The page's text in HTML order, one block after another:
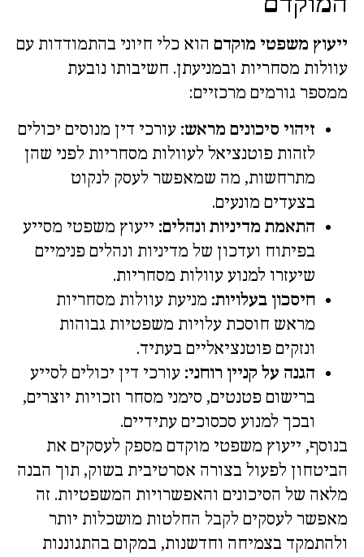
ייעוץ משפטי מוקדם הוא כלי חיוני בהתמודדות עם
עוולות מסחריות ובמניעתן. חשיבותו נובעת
ממספר גורמים מרכזיים:
זיהוי סיכונים מראש: עורכי דין מנוסים יכולים
לזהות פוטנציאל לעוולות מסחריות לפני שהן
מתרחשות, מה שמאפשר לעסק לנקוט
בצעדים מונעים.
התאמת מדיניות ונהלים: ייעוץ משפטי מסייע
בפיתוח ועדכון של מדיניות ונהלים פנימיים
שיעזרו למנוע עוולות מסחריות.
חיסכון בעלויות: מניעת עוולות מסחריות
מראש חוסכת עלויות משפטיות גבוהות
ונזקים פוטנציאליים בעתיד.
הגנה על קניין רוחני: עורכי דין יכולים לסייע
ברישום פטנטים, סימני מסחר וזכויות יוצרים,
ובכך למנוע סכסוכים עתידיים.
בנוסף, ייעוץ משפטי מוקדם מספק לעסקים את
הביטחון לפעול בצורה אסרטיבית בשוק, תוך הבנה
מלאה של הסיכונים והאפשרויות המשפטיות. זה
מאפשר לעסקים לקבל החלטות מושכלות יותר
ולהתמקד בצמיחה וחדשנות, במקום בהתגוננות